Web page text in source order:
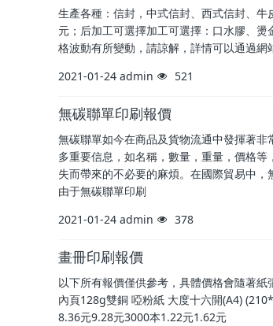
生產各種：信封，中式信封、西式信封、
元；后加工可選擇加工可選擇：口水膠、
格波動有所變動，請諒解，詳情可以通過
2021-01-24 admin 521
無碳聯單印刷報價
無碳聯單如今在商品及貨物流通中發揮著
多重要信息，如名稱，數量，重量，價格
失而帶來的不必要的麻煩。在國際貿易中
由于無碳聯單印刷
2021-01-24 admin 378
畫冊印刷報價
以下所有報價僅供參考，具體價格會隨著
內頁128g雙銅 啞粉紙 大度十六開(A4)
8.36元9.28元3000本1.22元1.62元